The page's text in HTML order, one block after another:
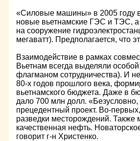
«Силовые машины» в 2005 году
новые вьетнамские ГЭС и ТЭС, а
на сооружение
мегаватт). Предполагается, что
Взаимодействие в рамках
Вьетнам всегда выделяли
флагманом сотрудничества). И
80-х годов прошлого века,
вьетнамского бюджета. Даже в
дало 700 млн долл. «Безусловно,
прецедентный проект. Во-
разведки месторождений.
качественная нефть.
говорит г-н Христенко.